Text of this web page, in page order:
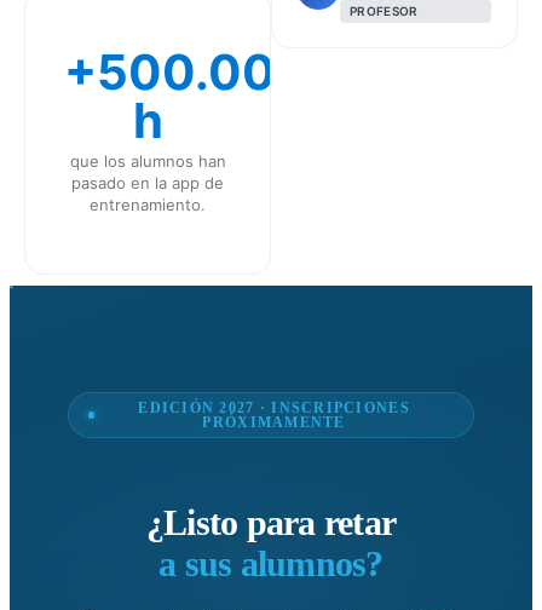
+500.000
h
que los alumnos han
pasado en la app de
entrenamiento.
PROFESOR
EDICIÓN 2027 · INSCRIPCIONES
PRÓXIMAMENTE
¿Listo para retar
a sus alumnos?